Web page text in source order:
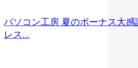
パソコン工房 夏のボーナス大
レス...